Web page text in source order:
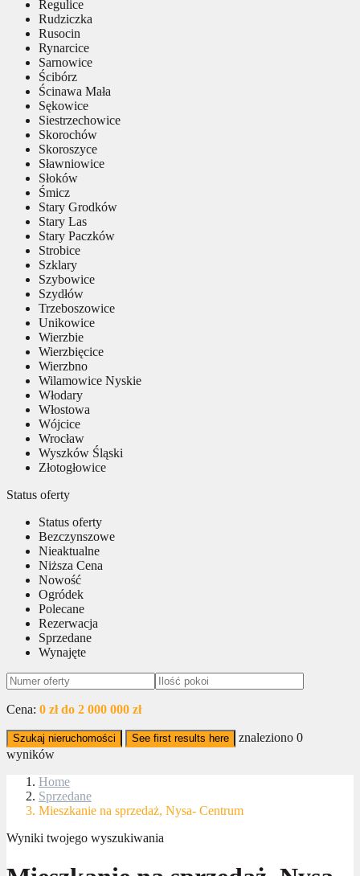
Regulice
Rudziczka
Rusocin
Rynarcice
Sarnowice
Ścibórz
Ścinawa Mała
Sękowice
Siestrzechowice
Skorochów
Skoroszyce
Sławniowice
Słoków
Śmicz
Stary Grodków
Stary Las
Stary Paczków
Strobice
Szklary
Szybowice
Szydłów
Trzeboszowice
Unikowice
Wierzbie
Wierzbięcice
Wierzbno
Wilamowice Nyskie
Włodary
Włostowa
Wójcice
Wrocław
Wyszków Śląski
Złotogłowice
Status oferty
Status oferty
Bezczynszowe
Nieaktualne
Niższa Cena
Nowość
Ogródek
Polecane
Rezerwacja
Sprzedane
Wynajęte
Cena: 0 zł do 2 000 000 zł
Szukaj nieruchomości See first results here znaleziono 0
wyników
Home
Sprzedane
Mieszkanie na sprzedaż, Nysa- Centrum
Wyniki twojego wyszukiwania